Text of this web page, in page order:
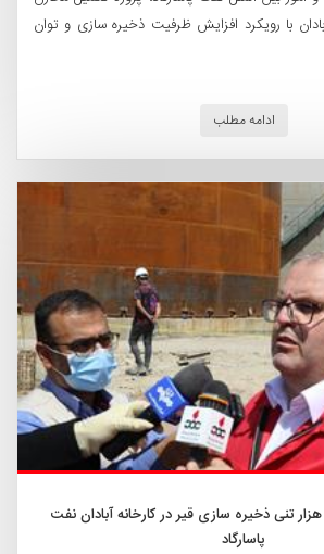
با رویکرد افزایش ظرفیت ذخیره‌ سازی و توان
ادامه مطلب
افزایش ظرفیت ۳۵ هزار تنی ذخیره سازی قیر در کارخانه آبادان نفت
پاسارگاد